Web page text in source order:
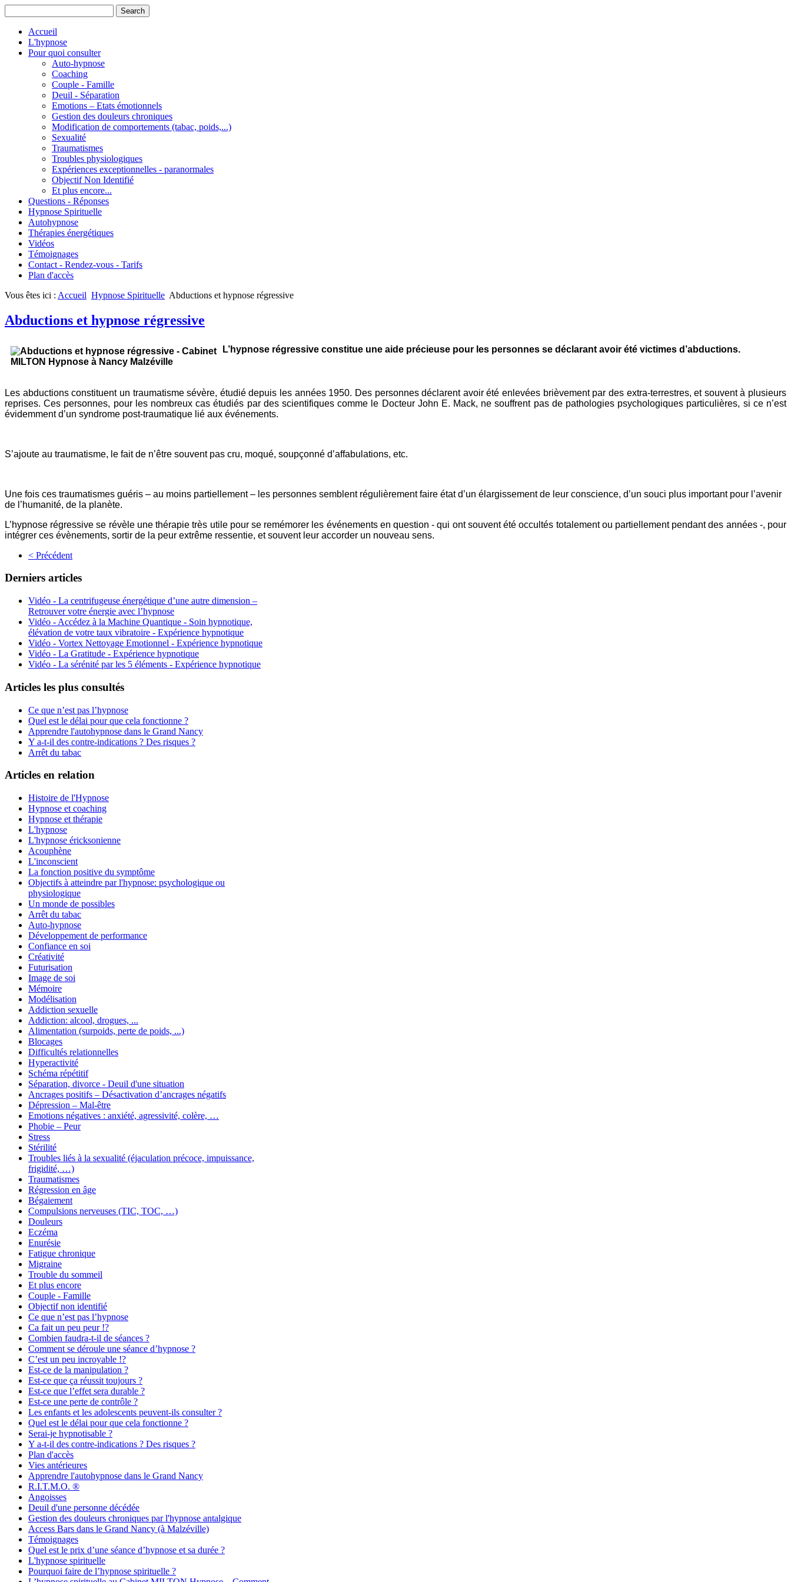
Accueil
L'hypnose
Pour quoi consulter
Auto-hypnose
Coaching
Couple - Famille
Deuil - Séparation
Emotions – Etats émotionnels
Gestion des douleurs chroniques
Modification de comportements (tabac, poids,...)
Sexualité
Traumatismes
Troubles physiologiques
Expériences exceptionnelles - paranormales
Objectif Non Identifié
Et plus encore...
Questions - Réponses
Hypnose Spirituelle
Autohypnose
Thérapies énergétiques
Vidéos
Témoignages
Contact - Rendez-vous - Tarifs
Plan d'accès
Vous êtes ici : Accueil Hypnose Spirituelle Abductions et hypnose régressive
Abductions et hypnose régressive
L’hypnose régressive constitue une aide précieuse pour les personnes se déclarant avoir été victimes d’abductions.
Les abductions constituent un traumatisme sévère, étudié depuis les années 1950. Des personnes déclarent avoir été enlevées brièvement par des extra-terrestres, et souvent à plusieurs
reprises. Ces personnes, pour les nombreux cas étudiés par des scientifiques comme le Docteur John E. Mack, ne souffrent pas de pathologies psychologiques particulières, si ce n’est
évidemment d’un syndrome post-traumatique lié aux événements.
S’ajoute au traumatisme, le fait de n’être souvent pas cru, moqué, soupçonné d’affabulations, etc.
Une fois ces traumatismes guéris – au moins partiellement – les personnes semblent régulièrement faire état d’un élargissement de leur conscience, d’un souci plus important pour l’avenir
de l’humanité, de la planète.
L’hypnose régressive se révèle une thérapie très utile pour se remémorer les événements en question - qui ont souvent été occultés totalement ou partiellement pendant des années -, pour
intégrer ces évènements, sortir de la peur extrême ressentie, et souvent leur accorder un nouveau sens.
< Précédent
Derniers articles
Vidéo - La centrifugeuse énergétique d’une autre dimension –
Retrouver votre énergie avec l’hypnose
Vidéo - Accédez à la Machine Quantique - Soin hypnotique,
élévation de votre taux vibratoire - Expérience hypnotique
Vidéo - Vortex Nettoyage Emotionnel - Expérience hypnotique
Vidéo - La Gratitude - Expérience hypnotique
Vidéo - La sérénité par les 5 éléments - Expérience hypnotique
Articles les plus consultés
Ce que n’est pas l’hypnose
Quel est le délai pour que cela fonctionne ?
Apprendre l'autohypnose dans le Grand Nancy
Y a-t-il des contre-indications ? Des risques ?
Arrêt du tabac
Articles en relation
Histoire de l'Hypnose
Hypnose et coaching
Hypnose et thérapie
L'hypnose
L'hypnose éricksonienne
Acouphène
L'inconscient
La fonction positive du symptôme
Objectifs à atteindre par l'hypnose: psychologique ou
physiologique
Un monde de possibles
Arrêt du tabac
Auto-hypnose
Développement de performance
Confiance en soi
Créativité
Futurisation
Image de soi
Mémoire
Modélisation
Addiction sexuelle
Addiction: alcool, drogues, ...
Alimentation (surpoids, perte de poids, ...)
Blocages
Difficultés relationnelles
Hyperactivité
Schéma répétitif
Séparation, divorce - Deuil d'une situation
Ancrages positifs – Désactivation d’ancrages négatifs
Dépression – Mal-être
Emotions négatives : anxiété, agressivité, colère, …
Phobie – Peur
Stress
Stérilité
Troubles liés à la sexualité (éjaculation précoce, impuissance,
frigidité, …)
Traumatismes
Régression en âge
Bégaiement
Compulsions nerveuses (TIC, TOC, …)
Douleurs
Eczéma
Enurésie
Fatigue chronique
Migraine
Trouble du sommeil
Et plus encore
Couple - Famille
Objectif non identifié
Ce que n’est pas l’hypnose
Ca fait un peu peur !?
Combien faudra-t-il de séances ?
Comment se déroule une séance d’hypnose ?
C’est un peu incroyable !?
Est-ce de la manipulation ?
Est-ce que ça réussit toujours ?
Est-ce que l’effet sera durable ?
Est-ce une perte de contrôle ?
Les enfants et les adolescents peuvent-ils consulter ?
Quel est le délai pour que cela fonctionne ?
Serai-je hypnotisable ?
Y a-t-il des contre-indications ? Des risques ?
Plan d'accès
Vies antérieures
Apprendre l'autohypnose dans le Grand Nancy
R.I.T.M.O. ®
Angoisses
Deuil d'une personne décédée
Gestion des douleurs chroniques par l'hypnose antalgique
Access Bars dans le Grand Nancy (à Malzéville)
Témoignages
Quel est le prix d’une séance d’hypnose et sa durée ?
L'hypnose spirituelle
Pourquoi faire de l’hypnose spirituelle ?